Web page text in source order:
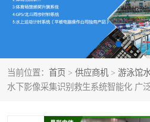
当前位置： 首页 > 供应商机 > 游泳馆
水下影像采集识别救生系统智能化 广
智能颁奖旗系统
计时计分及成绩处理系统
体育场馆影像采集回放系